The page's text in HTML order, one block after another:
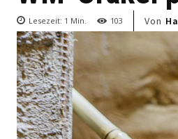
Lesezeit: 1 Min. 103 Von